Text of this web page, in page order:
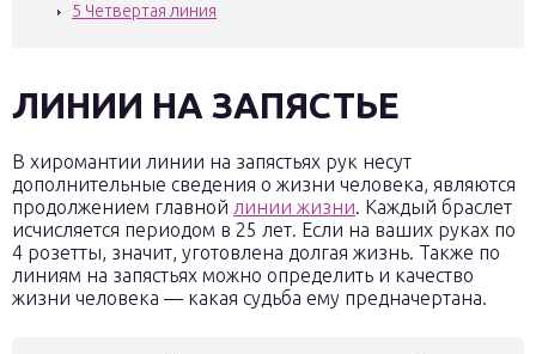
5 Четвертая линия
ЛИНИИ НА ЗАПЯСТЬЕ
В хиромантии линии на запястьях рук несут
дополнительные сведения о жизни человека, являются
продолжением главной линии жизни. Каждый браслет
исчисляется периодом в 25 лет. Если на ваших руках по
4 розетты, значит, уготовлена долгая жизнь. Также по
линиям на запястьях можно определить и качество
жизни человека — какая судьба ему предначертана.